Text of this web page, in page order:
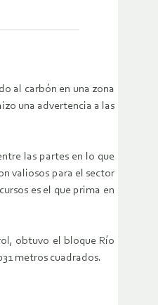
al carbón en una zona
una advertencia a las
las partes en lo que
valiosos para el sector
es el que prima en
obtuvo el bloque Río
metros cuadrados.